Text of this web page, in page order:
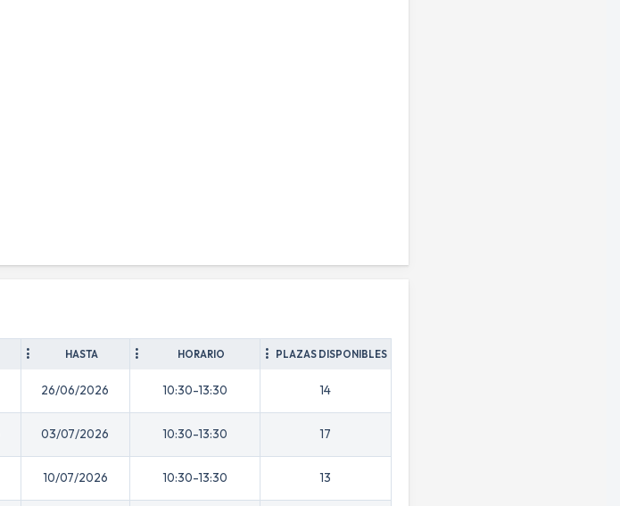
HASTA HORARIO PLAZAS DISPONIBLES
26/06/2026 10:30-13:30 14
03/07/2026 10:30-13:30 17
10/07/2026 10:30-13:30 13